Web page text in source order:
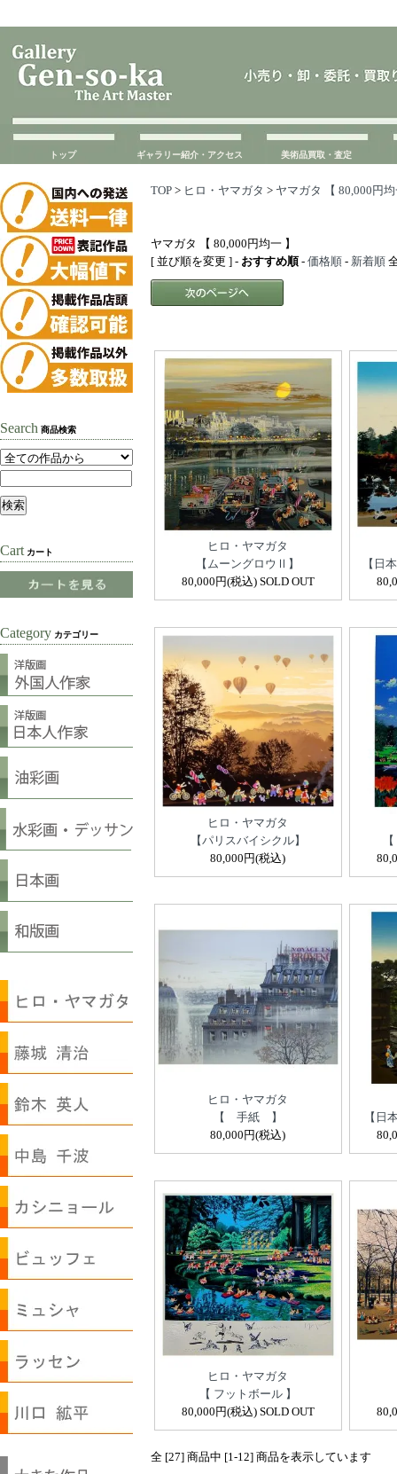
トップ ギャラリー紹介・アクセス 美術品買取・査定
TOP > ヒロ・ヤマガタ > ヤマガタ 【 80,000円
ヤマガタ 【 80,000円均一 】
[ 並び順を変更 ] - おすすめ順- 価格順 - 新着順
ヒロ・ヤマガタ
【ムーングロウⅡ】
80,000円(税込) SOLD OUT
【日
ヒロ・ヤマガタ
【パリスバイシクル】
80,000円(税込)
ヒロ・ヤマガタ
【 手紙 】
80,000円(税込)
【日
ヒロ・ヤマガタ
【 フットボール 】
80,000円(税込) SOLD OUT
全 [27] 商品中 [1-12] 商品を表示しています
Search 商品検索
Cart カート
Category カテゴリー